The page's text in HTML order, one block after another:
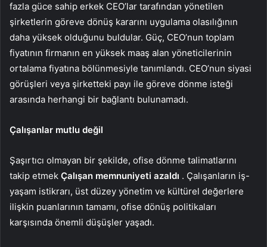
fazla güce sahip erkek CEO’lar tarafından yönetilen
şirketlerin göreve dönüş kararını uygulama olasılığının
daha yüksek olduğunu buldular. Güç, CEO’nun toplam
fiyatının firmanın en yüksek maaş alan yöneticilerinin
ortalama fiyatına bölünmesiyle tanımlandı. CEO’nun siyasi
görüşleri veya şirketteki payı ile göreve dönme isteği
arasında herhangi bir bağlantı bulunamadı.
Çalışanlar mutlu değil
Şaşırtıcı olmayan bir şekilde, ofise dönme talimatlarını
takip etmek Çalışan memnuniyeti azaldı . Çalışanların iş-
yaşam istikrarı, üst düzey yönetim ve kültürel değerlere
ilişkin puanlarının tamamı, ofise dönüş politikaları
karşısında önemli düşüşler yaşadı.